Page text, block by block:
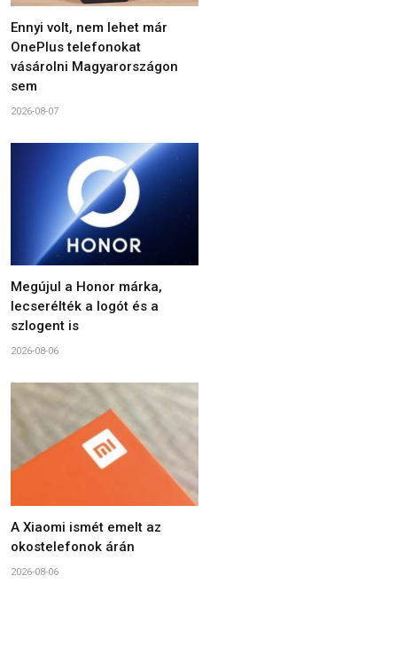
Ennyi volt, nem lehet már
OnePlus telefonokat
vásárolni Magyarországon
sem
2026-08-07
Megújul a Honor márka,
lecserélték a logót és a
szlogent is
2026-08-06
A Xiaomi ismét emelt az
okostelefonok árán
2026-08-06